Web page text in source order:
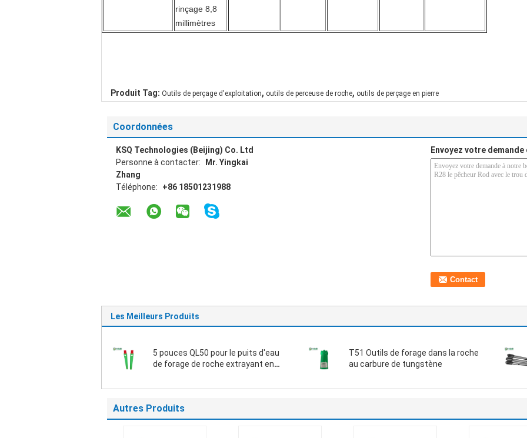
rinçage 8,8
millimètres
Produit Tag: Outils de perçage d'exploitation, outils de perceuse de roche, outils de perçage en pierre
Coordonnées
KSQ Technologies (Beijing) Co. Ltd
Personne à contacter:
Mr. Yingkai
Zhang
Téléphone:
+86 18501231988
Envoyez votre
Les Meilleurs Produits
5 pouces QL50 pour le puits d'eau
de forage de roche extrayant en
T51 Outils de forage dans la roche
au carbure de tungstène
Autres Produits